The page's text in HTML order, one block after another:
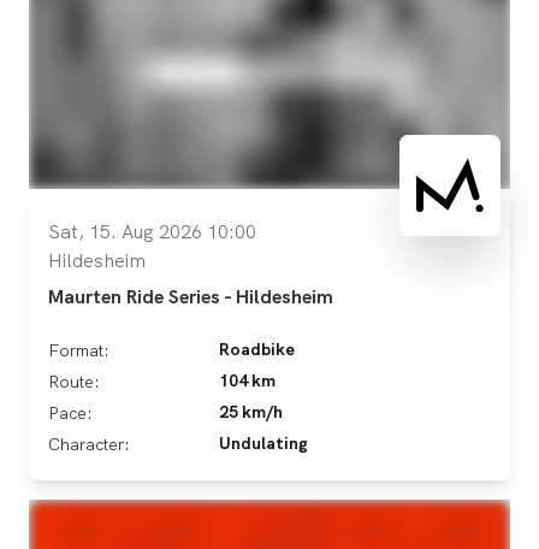
Sat, 15. Aug 2026 10:00
Hildesheim
Maurten Ride Series - Hildesheim
Format:
Roadbike
Route:
104 km
Pace:
25 km/h
Character:
Undulating